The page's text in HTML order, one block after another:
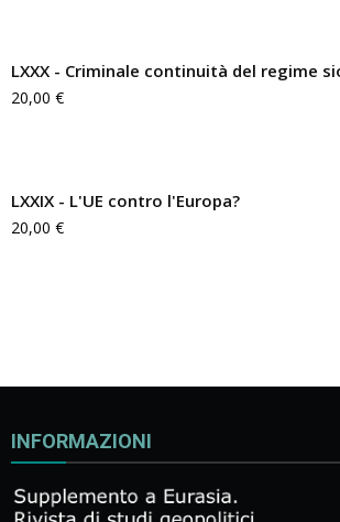
LXXX - Criminale continuità del regime
20,00 €
LXXIX - L'UE contro l'Europa?
20,00 €
INFORMAZIONI